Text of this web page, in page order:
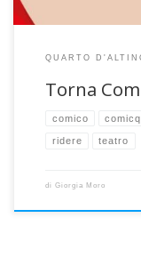
QUARTO
Torna
comico
ridere teatro
di Giorgia Moro